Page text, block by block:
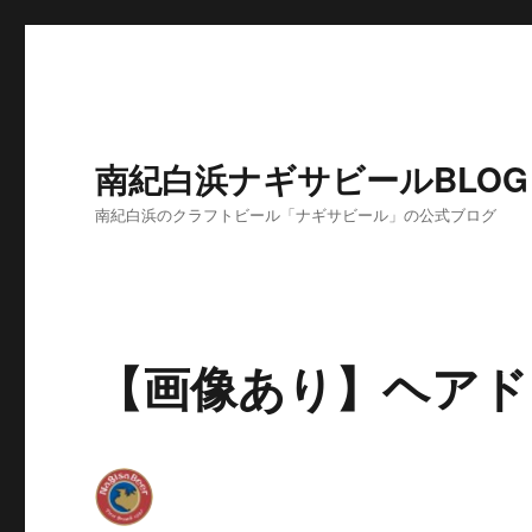
南紀白浜ナギサビールBLOG
南紀白浜のクラフトビール「ナギサビール」の公式ブログ
【画像あり】ヘア